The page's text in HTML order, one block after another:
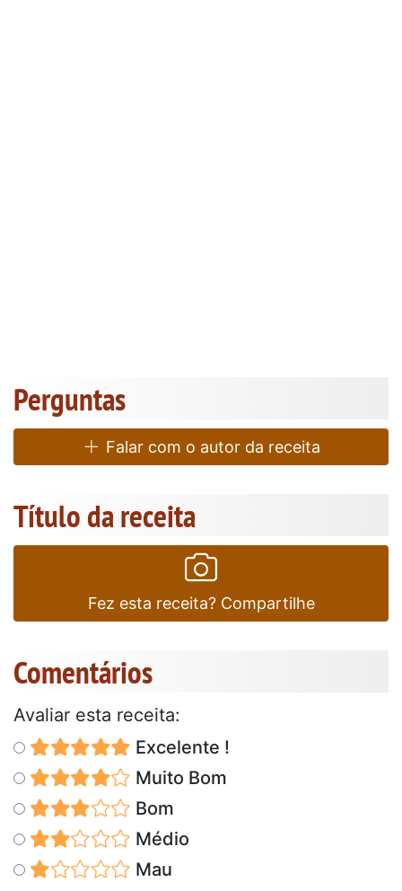
Perguntas
Falar com o autor da receita
Título da receita
Fez esta receita? Compartilhe
Comentários
Avaliar esta receita:
Excelente !
Muito Bom
Bom
Médio
Mau